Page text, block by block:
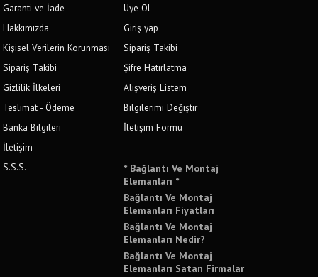
Garanti ve İade
Hakkımızda
Kişisel Verilerin Korunması
Sipariş Takibi
Gizlilik İlkeleri
Teslimat - Ödeme
Banka Bilgileri
İletişim
S.S.S.
Üye Ol
Giriş yap
Sipariş Takibi
Şifre Hatırlatma
Alışveriş Listem
Bilgilerimi Değiştir
İletişim Formu
* Bağlantı Ve Montaj
Elemanları *
Bağlantı Ve Montaj
Elemanları Fiyatları
Bağlantı Ve Montaj
Elemanları Nedir?
Bağlantı Ve Montaj
Elemanları Satan Firmalar